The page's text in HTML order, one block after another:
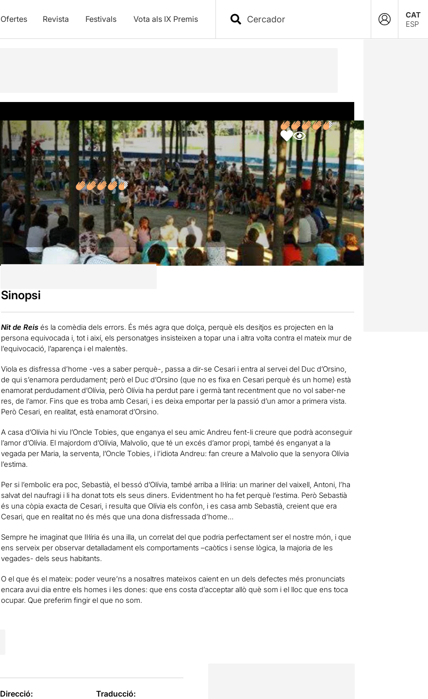
Ofertes Revista Festivals Vota als IX Premis
CAT
ESP
Sinopsi
Nit de Reis és la comèdia dels errors. És més agra que dolça, perquè els desitjos es projecten en la
persona equivocada i, tot i així, els personatges insisteixen a topar una i altra volta contra el mateix mur de
l’equivocació, l’aparença i el malentès.
Viola es disfressa d’home -ves a saber perquè-, passa a dir-se Cesari i entra al servei del Duc d’Orsino,
de qui s’enamora perdudament; però el Duc d’Orsino (que no es fixa en Cesari perquè és un home) està
enamorat perdudament d’Olívia, però Olívia ha perdut pare i germà tant recentment que no vol saber-ne
res, de l’amor. Fins que es troba amb Cesari, i es deixa emportar per la passió d’un amor a primera vista.
Però Cesari, en realitat, està enamorat d’Orsino.
A casa d’Olívia hi viu l’Oncle Tobies, que enganya el seu amic Andreu fent-li creure que podrà aconseguir
l’amor d’Olívia. El majordom d’Olívia, Malvolio, que té un excés d’amor propi, també és enganyat a la
vegada per Maria, la serventa, l’Oncle Tobies, i l’idiota Andreu: fan creure a Malvolio que la senyora Olívia
l’estima.
Per si l’embolic era poc, Sebastià, el bessó d’Olívia, també arriba a Il·líria: un mariner del vaixell, Antoni, l’ha
salvat del naufragi i li ha donat tots els seus diners. Evidentment ho ha fet perquè l’estima. Però Sebastià
és una còpia exacta de Cesari, i resulta que Olívia els confòn, i es casa amb Sebastià, creient que era
Cesari, que en realitat no és més que una dona disfressada d’home…
Sempre he imaginat que Il·líria és una illa, un correlat del que podria perfectament ser el nostre món, i que
ens serveix per observar detalladament els comportaments –caòtics i sense lògica, la majoria de les
vegades- dels seus habitants.
O el que és el mateix: poder veure’ns a nosaltres mateixos caient en un dels defectes més pronunciats
encara avui dia entre els homes i les dones: que ens costa d’acceptar allò què som i el lloc que ens toca
ocupar. Que preferim fingir el que no som.
Direcció:
Traducció: